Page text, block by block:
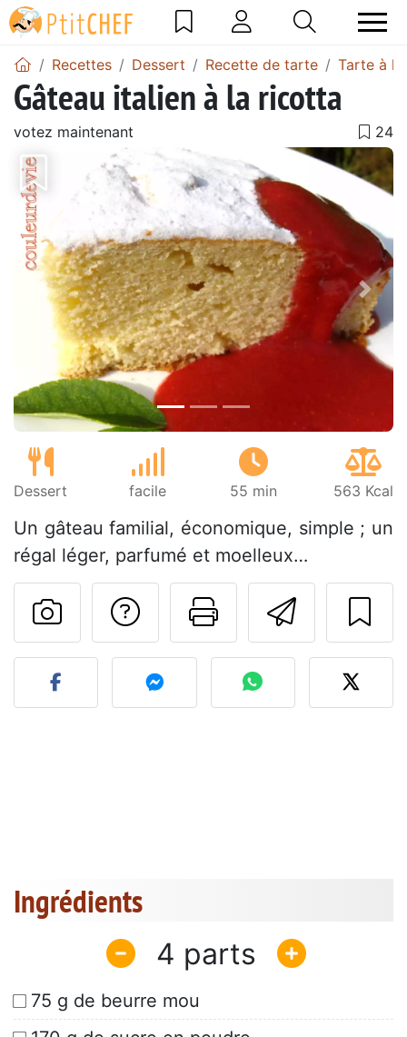
Recettes Dessert Recette de tarte Tarte à
Gâteau italien à la ricotta
votez maintenant
Précédent
Dessert facile 55 min 563 Kcal
Un gâteau familial, économique, simple ; un
régal léger, parfumé et moelleux…
Imprimer
Poser une
Publier votre photo de
Ingrédients
4
75 g de beurre mou